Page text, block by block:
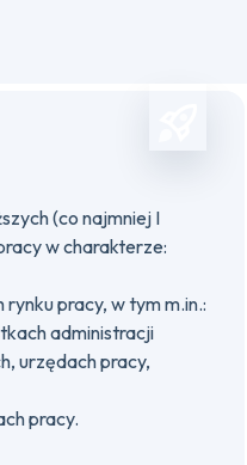
(co najmniej I
w charakterze:
pracy, w tym m.in.:
administracji
urzędach pracy,
pracy.